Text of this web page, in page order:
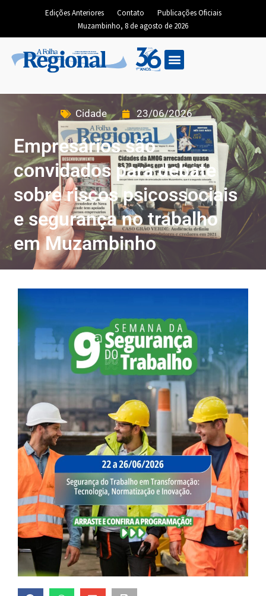
Edições Anteriores Contato
Publicações Oficiais
Muzambinho, 8 de agosto de 2026
Cidade 23/06/2026
Empresários são
convidados para debate
sobre riscos psicossociais
e segurança no trabalho
em Muzambinho